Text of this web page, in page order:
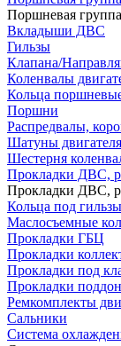
Поршневая группа
Вкладыши ДВС
Гильзы
Клапана/
Коленвалы
Кольца
Поршни
Распредвалы,
Шатуны двигателя
Шестерня
Прокладки ДВС,
Прокладки ДВС,
Кольца под гильзы
Маслосъемные
Прокладки ГБЦ
Прокладки
Прокладки под
Прокладки
Ремкомплекты
Сальники
Система